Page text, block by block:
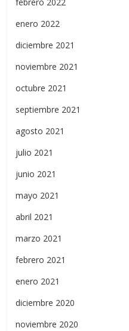
enero 2022
diciembre 2021
noviembre 2021
octubre 2021
septiembre 2021
agosto 2021
julio 2021
junio 2021
mayo 2021
abril 2021
marzo 2021
febrero 2021
enero 2021
diciembre 2020
noviembre 2020